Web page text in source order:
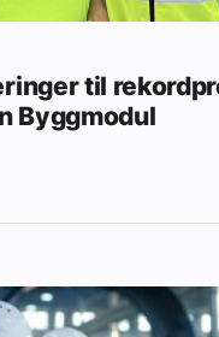
til
Byggmodul